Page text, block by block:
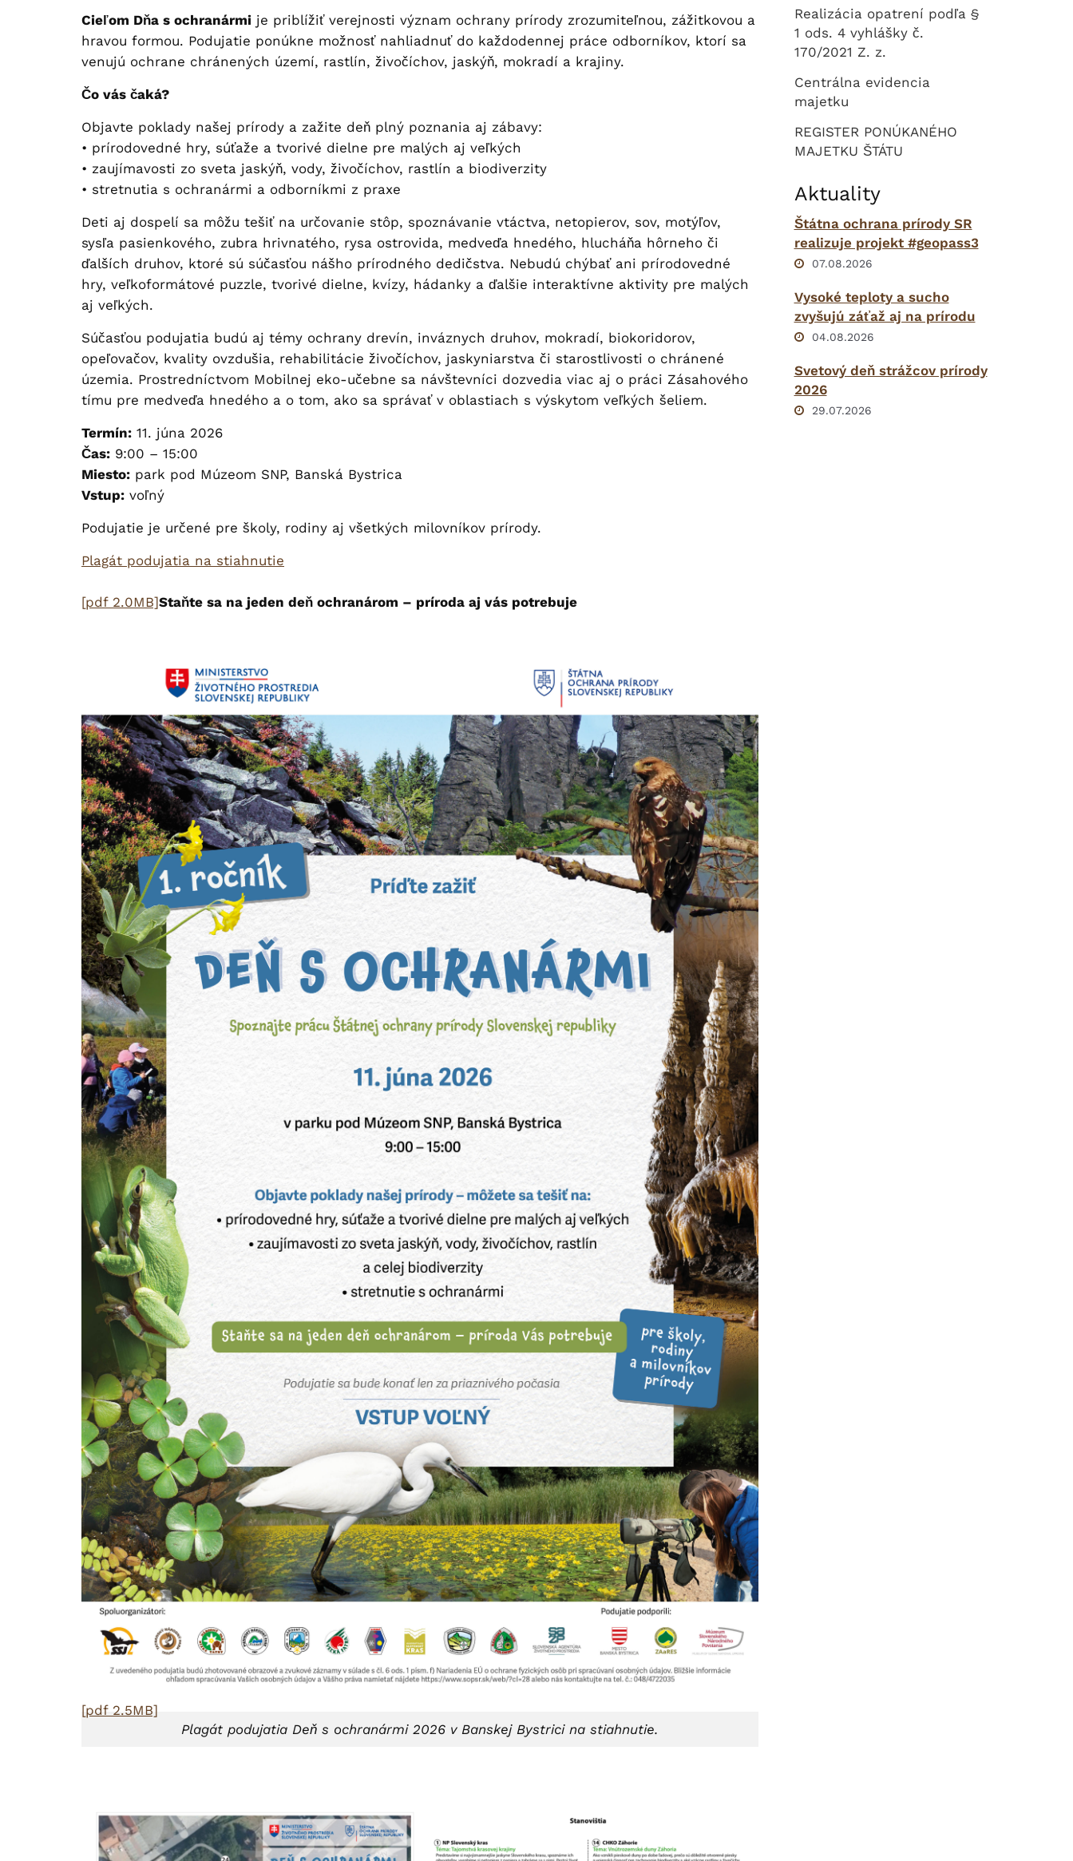
Cieľom Dňa s ochranármi je priblížiť verejnosti význam ochrany prírody zrozumiteľnou, zážitkovou a
hravou formou. Podujatie ponúkne možnosť nahliadnuť do každodennej práce odborníkov, ktorí sa
venujú ochrane chránených území, rastlín, živočíchov, jaskýň, mokradí a krajiny.
Čo vás čaká?
Objavte poklady našej prírody a zažite deň plný poznania aj zábavy:
• prírodovedné hry, súťaže a tvorivé dielne pre malých aj veľkých
• zaujímavosti zo sveta jaskýň, vody, živočíchov, rastlín a biodiverzity
• stretnutia s ochranármi a odborníkmi z praxe
Deti aj dospelí sa môžu tešiť na určovanie stôp, spoznávanie vtáctva, netopierov, sov, motýľov,
sysľa pasienkového, zubra hrivnatého, rysa ostrovida, medveďa hnedého, hlucháňa hôrneho či
ďalších druhov, ktoré sú súčasťou nášho prírodného dedičstva. Nebudú chýbať ani prírodovedné
hry, veľkoformátové puzzle, tvorivé dielne, kvízy, hádanky a ďalšie interaktívne aktivity pre malých
aj veľkých.
Súčasťou podujatia budú aj témy ochrany drevín, inváznych druhov, mokradí, biokoridorov,
opeľovačov, kvality ovzdušia, rehabilitácie živočíchov, jaskyniarstva či starostlivosti o chránené
územia. Prostredníctvom Mobilnej eko-učebne sa návštevníci dozvedia viac aj o práci Zásahového
tímu pre medveďa hnedého a o tom, ako sa správať v oblastiach s výskytom veľkých šeliem.
Termín: 11. júna 2026
Čas: 9:00 – 15:00
Miesto: park pod Múzeom SNP, Banská Bystrica
Vstup: voľný
Podujatie je určené pre školy, rodiny aj všetkých milovníkov prírody.
Plagát podujatia na stiahnutie
[pdf 2.0MB]Staňte sa na jeden deň ochranárom – príroda aj vás potrebuje
[pdf 2.5MB]
Plagát podujatia Deň s ochranármi 2026 v Banskej Bystrici na stiahnutie.
Realizácia opatrení podľa §
1 ods. 4 vyhlášky č.
170/2021 Z. z.
Centrálna evidencia
majetku
REGISTER PONÚKANÉHO
MAJETKU ŠTÁTU
Aktuality
Štátna ochrana prírody SR
realizuje projekt #geopass3
07.08.2026
Vysoké teploty a sucho
zvyšujú záťaž aj na prírodu
04.08.2026
Svetový deň strážcov prírody
2026
29.07.2026